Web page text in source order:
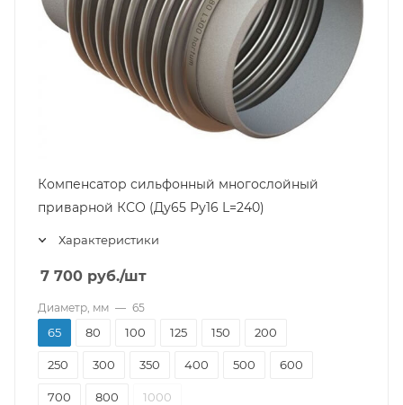
Компенсатор сильфонный многослойный
приварной КСО (Ду65 Ру16 L=240)
Характеристики
7 700 руб./шт
Диаметр, мм — 65
65 80 100 125 150 200
250 300 350 400 500 600
700 800 1000